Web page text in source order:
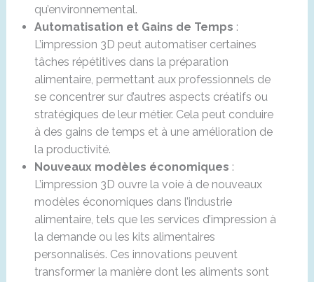
qu’environnemental.
Automatisation et Gains de Temps :
L’impression 3D peut automatiser certaines
tâches répétitives dans la préparation
alimentaire, permettant aux professionnels de
se concentrer sur d’autres aspects créatifs ou
stratégiques de leur métier. Cela peut conduire
à des gains de temps et à une amélioration de
la productivité.
Nouveaux modèles économiques :
L’impression 3D ouvre la voie à de nouveaux
modèles économiques dans l’industrie
alimentaire, tels que les services d’impression à
la demande ou les kits alimentaires
personnalisés. Ces innovations peuvent
transformer la manière dont les aliments sont